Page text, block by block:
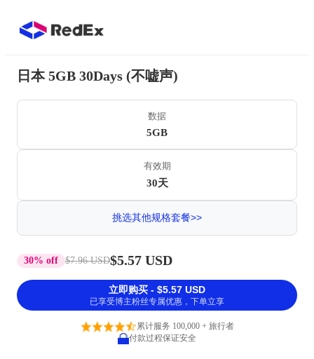
日本 5GB 30Days (不嘘声)
数据
5GB
有效期
30天
挑选其他规格套餐>>
30% off $7.96 USD$5.57 USD
立即购买 - $5.57 USD
已享受博主粉丝专属优惠，下单立享
累计服务 100,000 + 旅行者
付款过程保证安全